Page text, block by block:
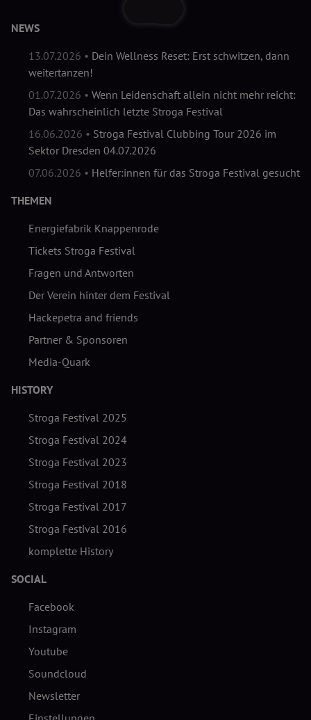
NEWS
13.07.2026 • Dein Wellness Reset: Erst schwitzen, dann
weitertanzen!
01.07.2026 • Wenn Leidenschaft allein nicht mehr reicht:
Das wahrscheinlich letzte Stroga Festival
16.06.2026 • Stroga Festival Clubbing Tour 2026 im
Sektor Dresden 04.07.2026
07.06.2026 • Helfer:innen für das Stroga Festival gesucht
THEMEN
Energiefabrik Knappenrode
Tickets Stroga Festival
Fragen und Antworten
Der Verein hinter dem Festival
Hackepetra and friends
Partner & Sponsoren
Media-Quark
HISTORY
Stroga Festival 2025
Stroga Festival 2024
Stroga Festival 2023
Stroga Festival 2018
Stroga Festival 2017
Stroga Festival 2016
komplette History
SOCIAL
Facebook
Instagram
Youtube
Soundcloud
Newsletter